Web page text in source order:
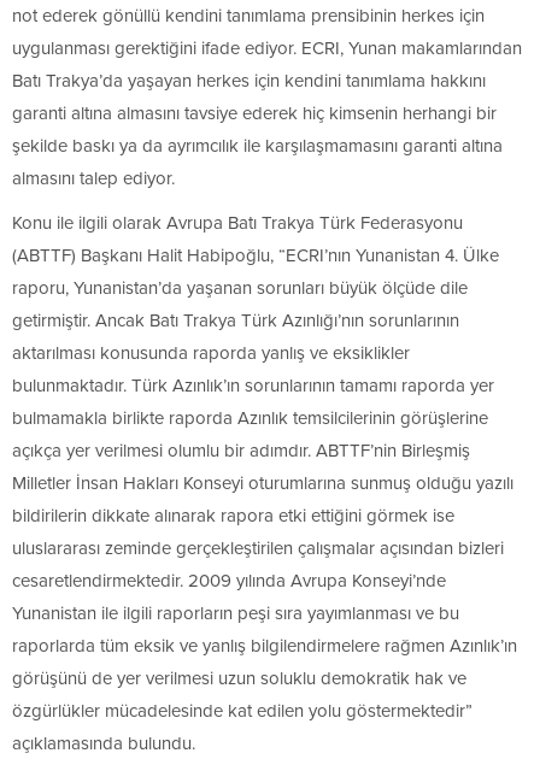
not ederek gönüllü kendini tanımlama prensibinin herkes için
uygulanması gerektiğini ifade ediyor. ECRI, Yunan makamlarından
Batı Trakya’da yaşayan herkes için kendini tanımlama hakkını
garanti altına almasını tavsiye ederek hiç kimsenin herhangi bir
şekilde baskı ya da ayrımcılık ile karşılaşmamasını garanti altına
almasını talep ediyor.
Konu ile ilgili olarak Avrupa Batı Trakya Türk Federasyonu
(ABTTF) Başkanı Halit Habipoğlu, “ECRI’nın Yunanistan 4. Ülke
raporu, Yunanistan’da yaşanan sorunları büyük ölçüde dile
getirmiştir. Ancak Batı Trakya Türk Azınlığı’nın sorunlarının
aktarılması konusunda raporda yanlış ve eksiklikler
bulunmaktadır. Türk Azınlık’ın sorunlarının tamamı raporda yer
bulmamakla birlikte raporda Azınlık temsilcilerinin görüşlerine
açıkça yer verilmesi olumlu bir adımdır. ABTTF’nin Birleşmiş
Milletler İnsan Hakları Konseyi oturumlarına sunmuş olduğu yazılı
bildirilerin dikkate alınarak rapora etki ettiğini görmek ise
uluslararası zeminde gerçekleştirilen çalışmalar açısından bizleri
cesaretlendirmektedir. 2009 yılında Avrupa Konseyi’nde
Yunanistan ile ilgili raporların peşi sıra yayımlanması ve bu
raporlarda tüm eksik ve yanlış bilgilendirmelere rağmen Azınlık’ın
görüşünü de yer verilmesi uzun soluklu demokratik hak ve
özgürlükler mücadelesinde kat edilen yolu göstermektedir”
açıklamasında bulundu.